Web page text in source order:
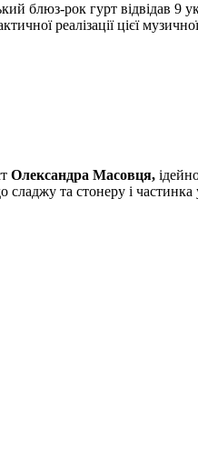
блюз-рок гурт відвідав
реалізації цієї
Олександра Масовця,
та стонеру і